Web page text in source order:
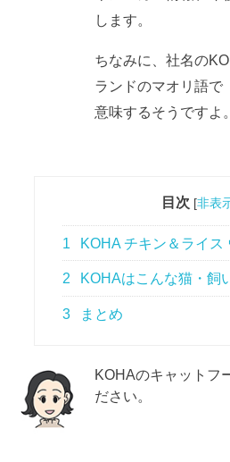
します。
ちなみに、社名の
ランドのマオリ語で
意味するそうですよ。
目次 [非表
1 KOHA チキン＆ライス
2 KOHAはこんな猫・飼
3 まとめ
KOHAのキャットフ
ださい。